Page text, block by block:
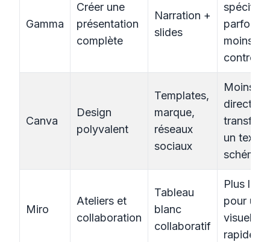
Gamma
Créer une
présentation
complète
Narration +
slides
parfois
moins
Canva
Design
polyvalent
Templates,
marque,
réseaux
sociaux
Moins
direct
un texte
schéma
Miro
Ateliers et
collaboration
Tableau
blanc
collaboratif
Plus
pour un
visuel
rapide